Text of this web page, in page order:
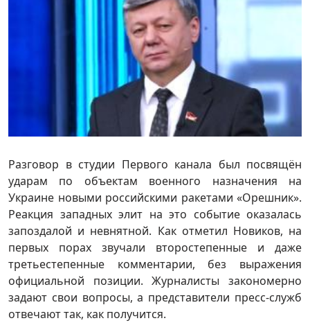
Разговор в студии Первого канала был посвящён
ударам по объектам военного назначения на
Украине новыми российскими ракетами «Орешник».
Реакция западных элит на это событие оказалась
запоздалой и невнятной. Как отметил Новиков, на
первых порах звучали второстепенные и даже
третьестепенные комментарии, без выражения
официальной позиции. Журналисты закономерно
задают свои вопросы, а представители пресс-служб
отвечают так, как получится.